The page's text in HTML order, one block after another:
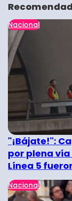
Nacional
"¡Bájate!":
por plena vía
Línea 5
Nacional